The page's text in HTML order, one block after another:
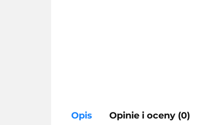
Opis Opinie i oceny (0)